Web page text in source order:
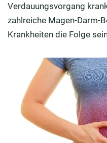
Verdauungsvorgang
zahlreiche Magen-Darm-
Krankheiten die Folge